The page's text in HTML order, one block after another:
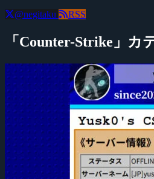
@negitaku RSS
「Counter-Strike」カ